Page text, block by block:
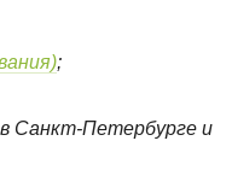
;
в Санкт-Петербурге и